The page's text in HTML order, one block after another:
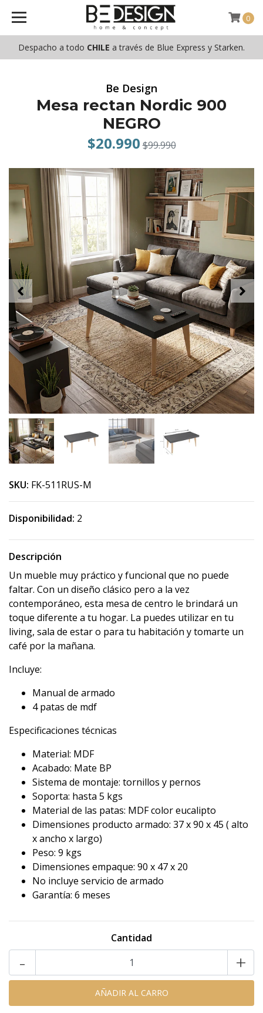
Despacho a todo CHILE a través de Blue Express y Starken.
0
Be Design
Mesa rectan Nordic 900
NEGRO
$20.990 $99.990
SKU: FK-511RUS-M
Disponibilidad: 2
Descripción
Un mueble muy práctico y funcional que no puede
faltar. Con un diseño clásico pero a la vez
contemporáneo, esta mesa de centro le brindará un
toque diferente a tu hogar. La puedes utilizar en tu
living, sala de estar o para tu habitación y tomarte un
café por la mañana.
Incluye:
Manual de armado
4 patas de mdf
Especificaciones técnicas
Material: MDF
Acabado: Mate BP
Sistema de montaje: tornillos y pernos
Soporta: hasta 5 kgs
Material de las patas: MDF color eucalipto
Dimensiones producto armado: 37 x 90 x 45 ( alto
x ancho x largo)
Peso: 9 kgs
Dimensiones empaque: 90 x 47 x 20
No incluye servicio de armado
Garantía: 6 meses
Cantidad
+
-